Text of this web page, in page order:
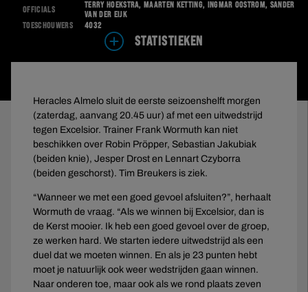
Officials
Terry Hoekstra, Maarten Ketting, Ingmar Oostrom, Sander
van der Eijk
Toeschouwers
4032
STATISTIEKEN
Heracles Almelo sluit de eerste seizoenshelft morgen
(zaterdag, aanvang 20.45 uur) af met een uitwedstrijd
tegen Excelsior. Trainer Frank Wormuth kan niet
beschikken over Robin Pröpper, Sebastian Jakubiak
(beiden knie), Jesper Drost en Lennart Czyborra
(beiden geschorst). Tim Breukers is ziek.
“Wanneer we met een goed gevoel afsluiten?”, herhaalt
Wormuth de vraag. “Als we winnen bij Excelsior, dan is
de Kerst mooier. Ik heb een goed gevoel over de groep,
ze werken hard. We starten iedere uitwedstrijd als een
duel dat we moeten winnen. En als je 23 punten hebt
moet je natuurlijk ook weer wedstrijden gaan winnen.
Naar onderen toe, maar ook als we rond plaats zeven